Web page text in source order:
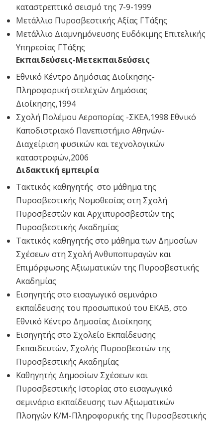
καταστρεπτικό σεισμό της 7-9-1999
Μετάλλιο Πυροσβεστικής Αξίας Γ΄Τάξης
Μετάλλιο Διαμνημόνευσης Ευδόκιμης Επιτελικής
Υπηρεσίας Γ΄Τάξης
Εκπαιδεύσεις-Μετεκπαιδεύσεις
Εθνικό Κέντρο Δημόσιας Διοίκησης-
Πληροφορική στελεχών Δημόσιας
Διοίκησης,1994
Σχολή Πολέμου Αεροπορίας -ΣΚΕΑ,1998 Εθνικό
Καποδιστριακό Πανεπιστήμιο Αθηνών-
Διαχείριση φυσικών και τεχνολογικών
καταστροφών,2006
Διδακτική εμπειρία
Τακτικός καθηγητής στο μάθημα της
Πυροσβεστικής Νομοθεσίας στη Σχολή
Πυροσβεστών και Αρχιπυροσβεστών της
Πυροσβεστικής Ακαδημίας
Τακτικός καθηγητής στο μάθημα των Δημοσίων
Σχέσεων στη Σχολή Ανθυποπυραγών και
Επιμόρφωσης Αξιωματικών της Πυροσβεστικής
Ακαδημίας
Εισηγητής στο εισαγωγικό σεμινάριο
εκπαίδευσης του προσωπικού του ΕΚΑΒ, στο
Εθνικό Κέντρο Δημοσίας Διοίκησης
Εισηγητής στο Σχολείο Εκπαίδευσης
Εκπαιδευτών, Σχολής Πυροσβεστών της
Πυροσβεστικής Ακαδημίας
Καθηγητής Δημοσίων Σχέσεων και
Πυροσβεστικής Ιστορίας στο εισαγωγικό
σεμινάριο εκπαίδευσης των Αξιωματικών
Πλοηγών Κ/Μ-Πληροφορικής της Πυροσβεστικής